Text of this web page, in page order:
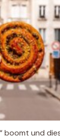
boomt und